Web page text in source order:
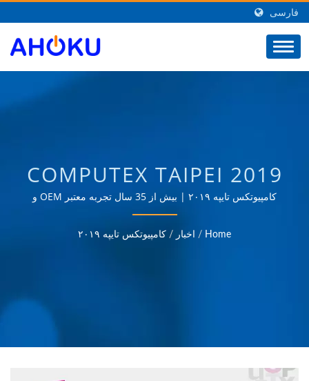
فارسی
COMPUTEX TAIPEI 2019
| تأمین‌کننده محصولات
مرتبط با برق از تایوان |
کامپیوتکس تایپه ۲۰۱۹ | بیش از 35 سال تجربه معتبر OEM و
ODM در ارائه محصولاتی که نیازهای کاربردهای مدیریت انرژی در
زمینه‌های مختلف مانند صنعتی، ارتباطات، خودروسازی و بازارهای
Home
/ اخبار / کامپیوتکس تایپه ۲۰۱۹